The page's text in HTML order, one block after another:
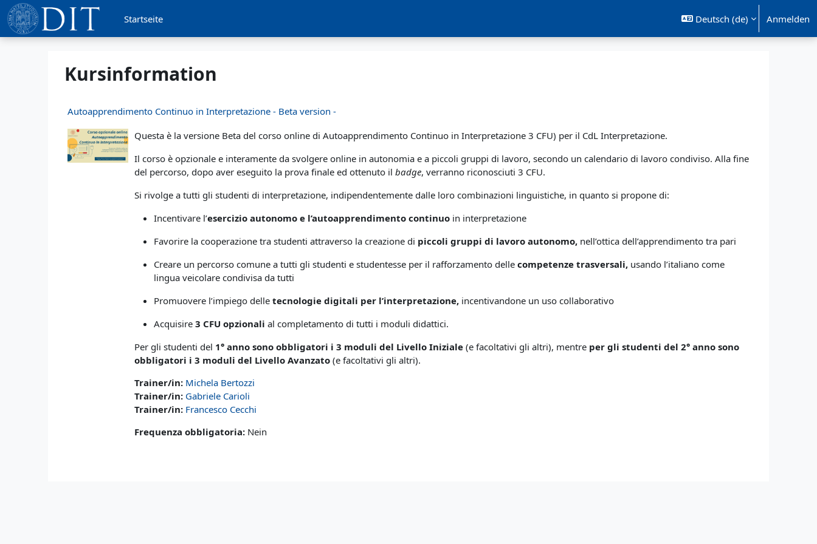
Zum Hauptinhalt
Startseite
Deutsch ‎(de)‎ Anmelden
Kursinformation
Autoapprendimento Continuo in Interpretazione - Beta version -
Questa è la versione Beta del corso online di Autoapprendimento Continuo in Interpretazione 3 CFU) per il CdL Interpretazione.
Il corso è opzionale e interamente da svolgere online in autonomia e a piccoli gruppi di lavoro, secondo un calendario di lavoro condiviso. Alla fine
del percorso, dopo aver eseguito la prova finale ed ottenuto ilbadge, verranno riconosciuti 3 CFU.
Si rivolge a tutti gli studenti di interpretazione, indipendentemente dalle loro combinazioni linguistiche, in quanto si propone di:
Incentivare l’esercizio autonomo e l’autoapprendimento continuo in interpretazione
Favorire la cooperazione tra studenti attraverso la creazione di piccoli gruppi di lavoro autonomo, nell’ottica dell’apprendimento tra pari
Creare un percorso comune a tutti gli studenti e studentesse per il rafforzamento dellecompetenze trasversali, usando l’italiano come
lingua veicolare condivisa da tutti
Promuovere l’impiego delletecnologie digitali per l’interpretazione, incentivandone un uso collaborativo
Acquisire3 CFU opzionali al completamento di tutti i moduli didattici.
Per gli studenti del 1° anno sono obbligatori i 3 moduli del Livello Iniziale(e facoltativi gli altri), mentre per gli studenti del 2° anno sono
obbligatori i 3 moduli del Livello Avanzato (e facoltativi gli altri).
Trainer/in: Michela Bertozzi
Trainer/in: Gabriele Carioli
Trainer/in: Francesco Cecchi
Frequenza obbligatoria: Nein